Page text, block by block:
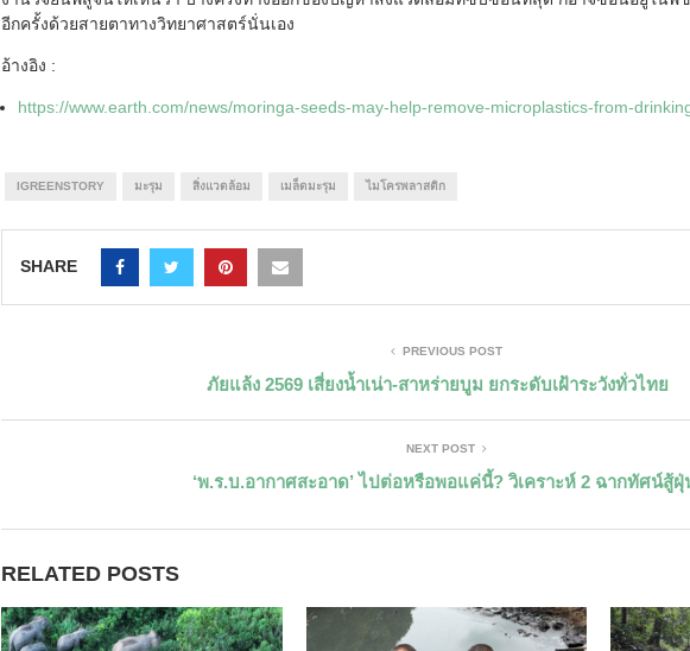
อีกครั้งด้วยสายตาทางวิทยาศาสตร์นั่นเอง
อ้างอิง :
https://www.earth.com/news/moringa-seeds-may-help-remove-microplastics-from-
IGREENSTORY มะรุม สิ่งแวดล้อม เมล็ดมะรุม ไมโครพลาสติก
SHARE
PREVIOUS POST
ภัยแล้ง 2569 เสี่ยงน้ำเน่า-สาหร่ายบูม ยกระดับเฝ้าระวังทั่วไทย
NEXT POST
‘พ.ร.บ.อากาศสะอาด’ ไปต่อหรือพอแค่นี้? วิเคราะห์ 2 ฉากทัศน์สู้
RELATED POSTS